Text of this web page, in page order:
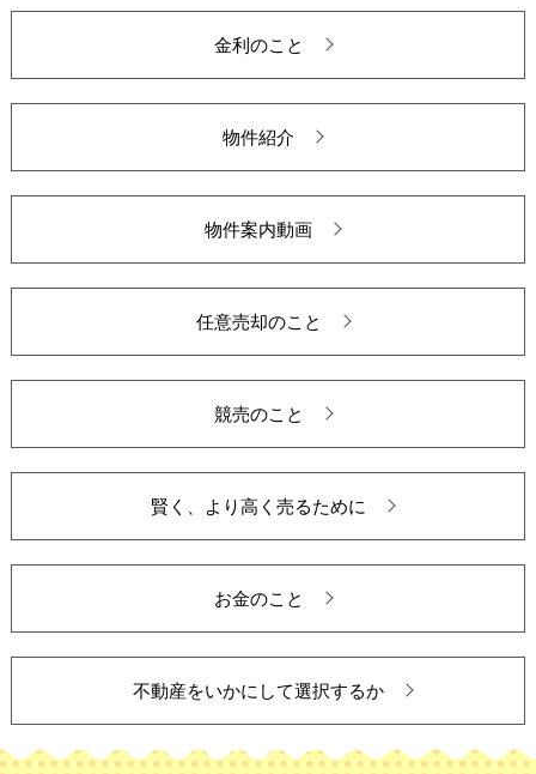
金利のこと
物件紹介
物件案内動画
任意売却のこと
競売のこと
賢く、より高く売るために
お金のこと
不動産をいかにして選択するか